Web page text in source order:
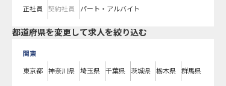
正社員 契約社員 パート・アルバイト
都道府県を変更して求人を絞り込む
関東
東京都 神奈川県 埼玉県 千葉県 茨城県 栃木県 群馬県